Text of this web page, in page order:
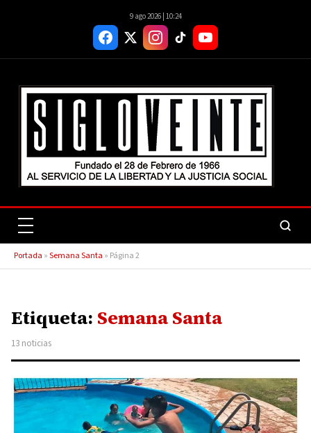
9 ago 2026 | 10:24
Portada »Semana Santa » Página 2
Etiqueta: Semana Santa
13 noticias